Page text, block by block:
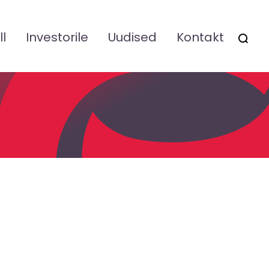
Investorile Uudised Kontakt OTSI